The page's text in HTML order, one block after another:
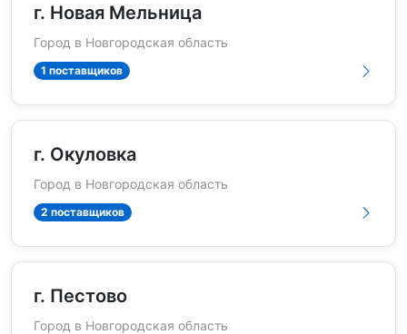
г. Новая Мельница
Город в Новгородская область
1 поставщиков
г. Окуловка
Город в Новгородская область
2 поставщиков
г. Пестово
Город в Новгородская область